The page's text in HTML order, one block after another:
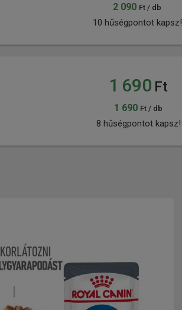
2 090 Ft / db
10 hűségpontot kapsz!
1 690 Ft
1 690 Ft / db
8 hűségpontot kapsz!